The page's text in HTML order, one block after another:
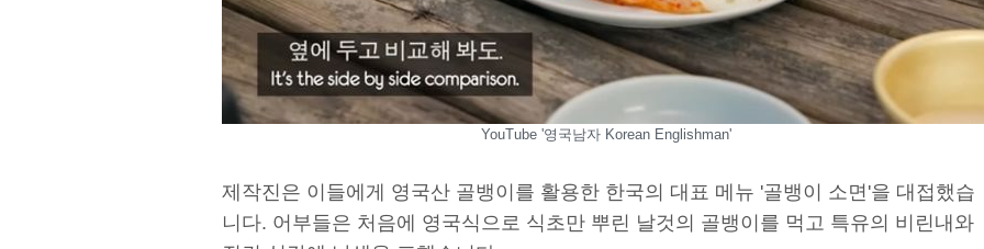
YouTube '영국남자 Korean Englishman'
제작진은 이들에게 영국산 골뱅이를 활용한 한국의 대표 메뉴 '골뱅이 소면'을 대접했습
니다. 어부들은 처음에 영국식으로 식초만 뿌린 날것의 골뱅이를 먹고 특유의 비린내와